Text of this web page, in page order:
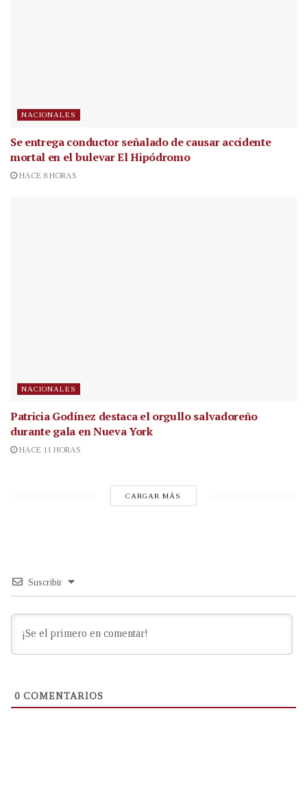
NACIONALES
Se entrega conductor señalado de causar accidente
mortal en el bulevar El Hipódromo
HACE 8 HORAS
NACIONALES
Patricia Godínez destaca el orgullo salvadoreño
durante gala en Nueva York
HACE 11 HORAS
CARGAR MÁS
Suscribir
0 COMENTARIOS